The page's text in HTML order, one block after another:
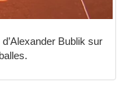
Bublik sur